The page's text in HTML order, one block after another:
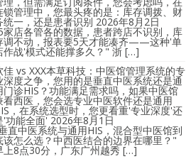
锁管理中，您最头疼的是：库存调拨、财
统一，还是患者识别 2026年8月2日
家店各管各的数据，患者跨店不识别，库
调不动，报表要5天才能凑齐——这种'单
作战'模式还能撑多久？" 浙 […]
佳 vs XXX本草科技：中医馆管理系统的专
深度之争，您用的是垂直中医系统还是通
门诊HIS？功能满足需求吗，如果中医馆
看西医，您会选专业中医软件还是通用
，在系统选型时，您更看重'专业深度'还
'功能全面' 2026年8月1日
直中医系统与通用HIS，混合型中医馆到
该怎么选？中西医结合的边界在哪里？"
上8点30分，广东广州越秀 […]